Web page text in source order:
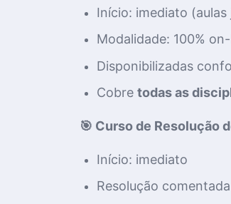
Início: imediato
Modalidade: 100%
Disponibilizadas
Cobre todas as
🎯 Curso de Resolução
Início: imediato
Resolução